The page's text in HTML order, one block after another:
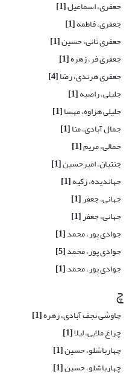
جعفری، اسماعیل[1]
جعفری، فاطمه[1]
جعفری ثانی، حسین[1]
جعفری فر، زهره[1]
جعفری هرندی، رضا[4]
جلیلی، راضیه[1]
جلیلی هزاوه، مهسا[1]
جمال آبادی، منا[1]
جمالی، مریم[1]
جنتیان، امیرحسین[1]
جهاندیده، زکیه[1]
جهانی، جعفر[1]
جهانی، جعفر[1]
جوادی پور، محمد[1]
جوادی پور، محمد[5]
جوادی پور، محمد[1]
چ
چاوشی نجف آبادی، زهره[1]
چراغ ملایی، لیلا[1]
چهارباشلو، حسین[1]
چهارباشلو، حسین[1]